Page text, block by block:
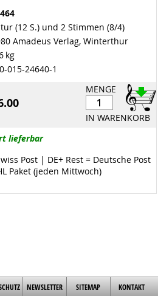
(12 S.) und 2 Stimmen (8/4)
Amadeus Verlag, Winterthur
kg
015-24640-1
MENGE
IN WARENKORB
lieferbar
Post | DE+ Rest = Deutsche Post
Paket (jeden Mittwoch)
NEWSLETTER SITEMAP KONTAKT